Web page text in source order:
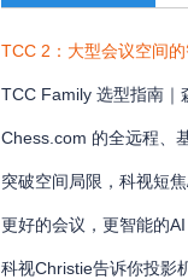
TCC 2：大型会议空间
TCC Family 选型指南｜
款？
Chess.com 的全远程、
国际象棋比赛多达 300
突破空间局限，科视短
更好的会议，更智能的AI
科视Christie告诉你投影